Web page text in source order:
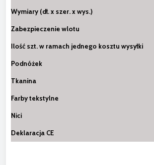
Wymiary (dł. x szer. x wys.)
Zabezpieczenie wlotu
Ilość szt. w ramach jednego kosztu wysyłki
Podnóżek
Tkanina
Farby tekstylne
Nici
Deklaracja CE